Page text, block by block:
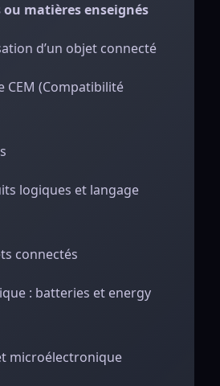
matières enseignés
d’un objet connecté
CEM (Compatibilité
logiques et langage
connectés
: batteries et energy
microélectronique